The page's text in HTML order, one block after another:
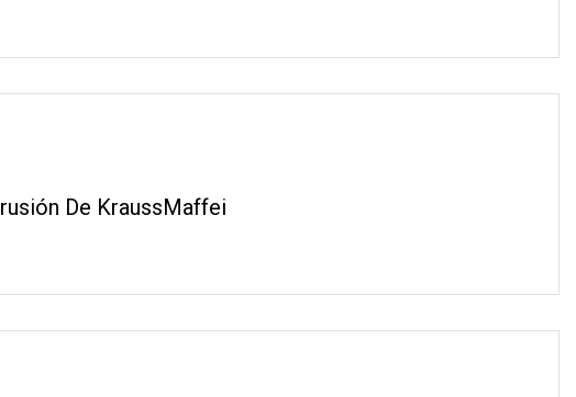
De KraussMaffei